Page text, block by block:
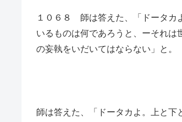
１０６８ 師は答えた、「ドータカ
いるものは何であろうと、ーそれ
の妄執をいだいてはならない」と。
師は答えた、「ドータカよ。上と